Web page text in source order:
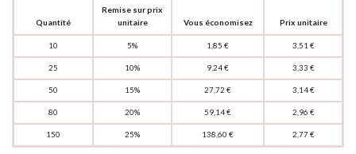
Quantité
Remise sur prix
unitaire
Vous économisez Prix unitaire
10 5% 1,85 € 3,51 €
25 10% 9,24 € 3,33 €
50 15% 27,72 € 3,14 €
80 20% 59,14 € 2,96 €
150 25% 138,60 € 2,77 €